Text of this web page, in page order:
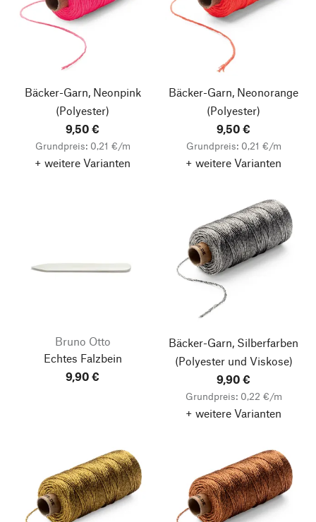
Bäcker-Garn, Neonpink
(Polyester)
9,50 €
Grundpreis: 0,21 €/m
+ weitere Varianten
Bäcker-Garn, Neonorange
(Polyester)
9,50 €
Grundpreis: 0,21 €/m
+ weitere Varianten
Bruno Otto
Echtes Falzbein
9,90 €
Bäcker-Garn, Silberfarben
(Polyester und Viskose)
9,90 €
Grundpreis: 0,22 €/m
+ weitere Varianten